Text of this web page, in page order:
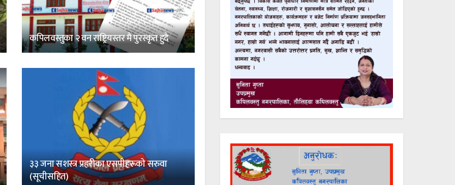
कपिलवस्तुका २ वन राष्ट्रियस्तर मै पुरस्कृत हुदै
३३ जना सशस्त्र प्रहरीका एसपीहरूको सरुवा
(सूचीसहित)